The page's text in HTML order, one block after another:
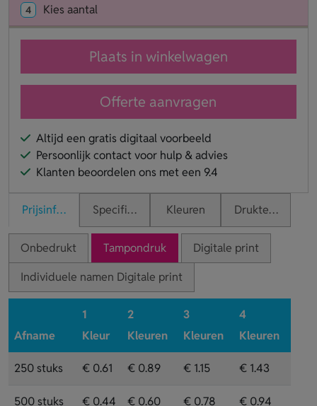
4 Kies aantal
Plaats in winkelwagen
Offerte aanvragen
Altijd een gratis digitaal voorbeeld
Persoonlijk contact voor hulp & advies
Klanten beoordelen ons met een 9.4
PrijsinformatieSpecificaties Kleuren Druktechnieken
Onbedrukt Tampondruk
Digitale print
Individuele namen Digitale print
Afname
1
Kleur
2
Kleuren
3
Kleuren
4
Kleuren
250 stuks € 0.61 € 0.89 € 1.15 € 1.43
500 stuks € 0.44 € 0.60 € 0.78 € 0.94